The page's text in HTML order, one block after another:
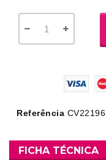
Referência CV22196
FICHA TÉCNICA